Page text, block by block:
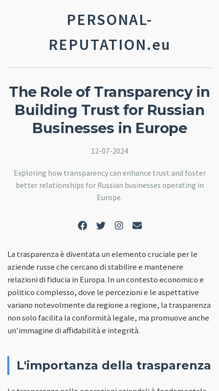
PERSONAL-
REPUTATION.eu
The Role of Transparency in
Building Trust for Russian
Businesses in Europe
12-07-2024
Exploring how transparency can enhance trust and foster
better relationships for Russian businesses operating in
Europe.
La trasparenza è diventata un elemento cruciale per le
aziende russe che cercano di stabilire e mantenere
relazioni di fiducia in Europa. In un contesto economico e
politico complesso, dove le percezioni e le aspettative
variano notevolmente da regione a regione, la trasparenza
non solo facilita la conformità legale, ma promuove anche
un'immagine di affidabilità e integrità.
L'importanza della trasparenza